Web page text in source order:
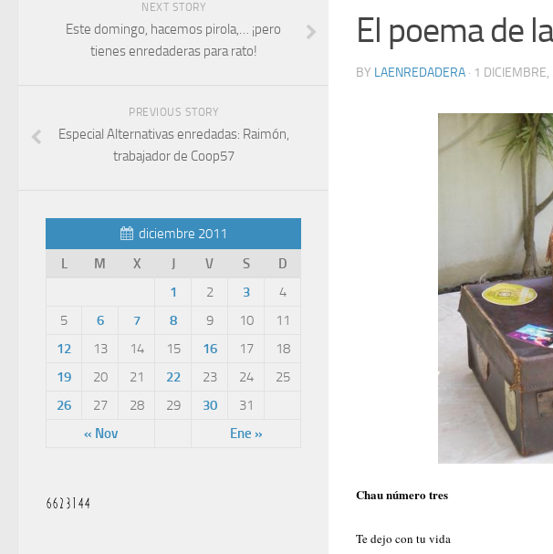
El poema de
BY LAENREDADERA · 1
Chau número tres
Te dejo con tu vida
NEXT STORY
Este domingo, hacemos pirola,… ¡pero
tienes enredaderas para rato!
PREVIOUS STORY
Especial Alternativas enredadas: Raimón,
trabajador de Coop57
diciembre 2011
L
M X J V S D
« Nov Ene »
1 2 3
4
5
6 7 8 9 10
11
12
13 14 15 16 17
18
19
20 21 22 23 24
25
26
27 28 29 30 31